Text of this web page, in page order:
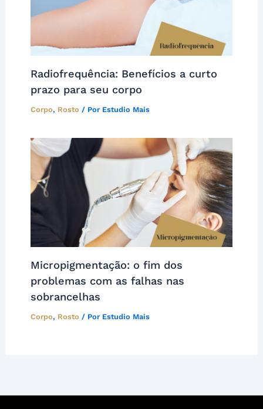
Radiofrequência: Benefícios a curto
prazo para seu corpo
Corpo, Rosto / Por Estudio Mais
Micropigmentação: o fim dos
problemas com as falhas nas
sobrancelhas
Corpo, Rosto / Por Estudio Mais